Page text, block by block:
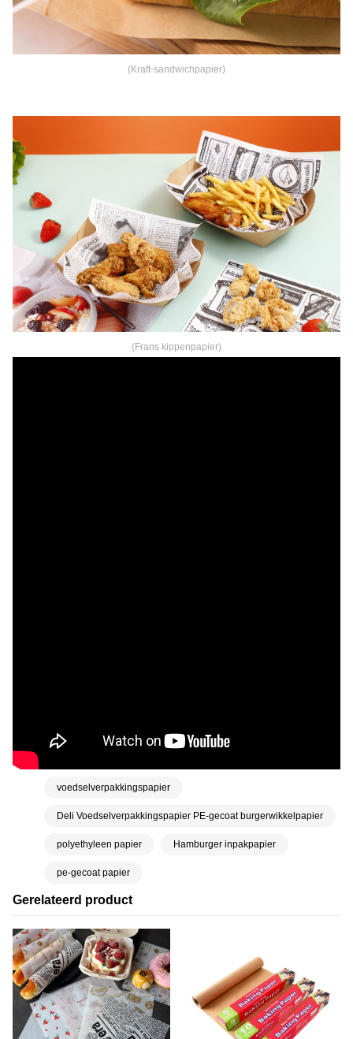
Gerelateerd product
(Kraft-sandwichpapier)
(Frans kippenpapier)
voedselverpakkingspapier
Deli Voedselverpakkingspapier PE-gecoat burgerwikkelpapier
polyethyleen papier Hamburger inpakpapier
pe-gecoat papier